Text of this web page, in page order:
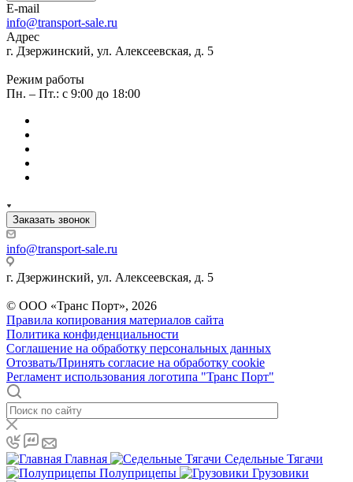
E-mail
info@transport-sale.ru
Адрес
г. Дзержинский, ул. Алексеевская, д. 5
Режим работы
Пн. – Пт.: с 9:00 до 18:00
Заказать звонок
info@transport-sale.ru
г. Дзержинский, ул. Алексеевская, д. 5
© ООО «Транс Порт», 2026
Правила копирования материалов сайта
Политика конфиденциальности
Соглашение на обработку персональных данных
Отозвать/Принять согласие на обработку cookie
Регламент использования логотипа "Транс Порт"
Главная
Седельные Тягачи
Полуприцепы
Грузовики